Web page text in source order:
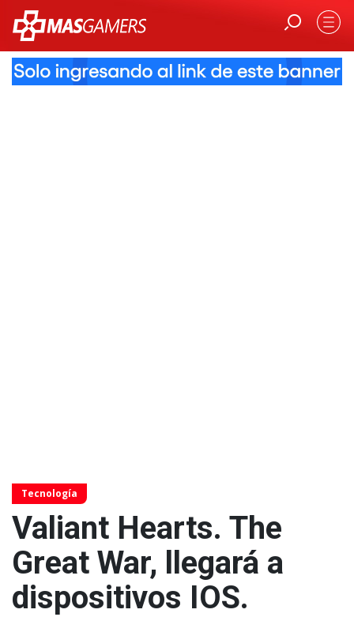
Tecnología
Valiant Hearts. The
Great War, llegará a
dispositivos IOS.